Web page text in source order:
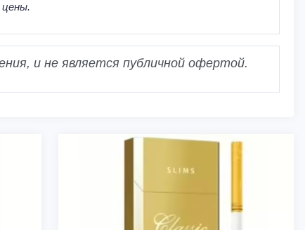
цены.
и не является публичной офертой.